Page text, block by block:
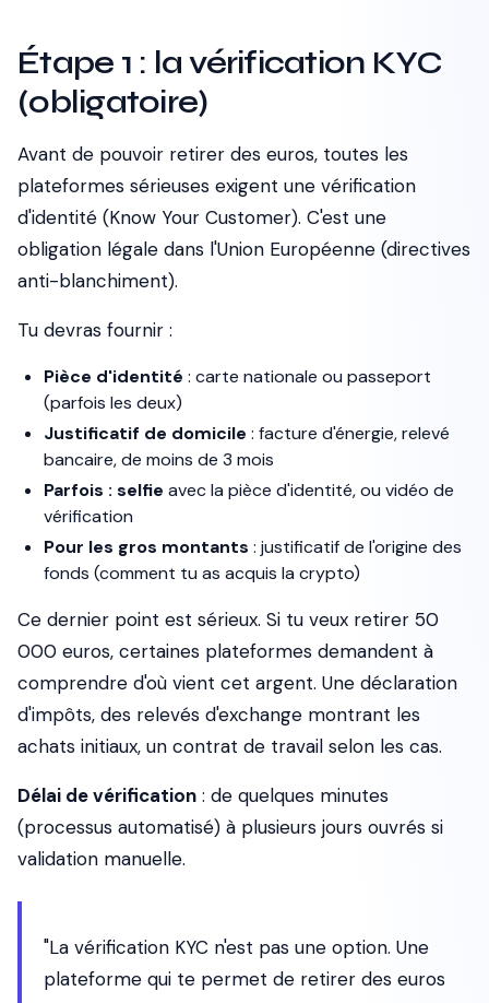
Étape 1 : la vérification KYC
(obligatoire)
Avant de pouvoir retirer des euros, toutes les
plateformes sérieuses exigent une vérification
d'identité (Know Your Customer). C'est une
obligation légale dans l'Union Européenne (directives
anti-blanchiment).
Tu devras fournir :
Pièce d'identité : carte nationale ou passeport
(parfois les deux)
Justificatif de domicile : facture d'énergie, relevé
bancaire, de moins de 3 mois
Parfois : selfie avec la pièce d'identité, ou vidéo de
vérification
Pour les gros montants : justificatif de l'origine des
fonds (comment tu as acquis la crypto)
Ce dernier point est sérieux. Si tu veux retirer 50
000 euros, certaines plateformes demandent à
comprendre d'où vient cet argent. Une déclaration
d'impôts, des relevés d'exchange montrant les
achats initiaux, un contrat de travail selon les cas.
Délai de vérification : de quelques minutes
(processus automatisé) à plusieurs jours ouvrés si
validation manuelle.
"La vérification KYC n'est pas une option. Une
plateforme qui te permet de retirer des euros